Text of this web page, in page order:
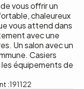
vous offrir un
chaleureux
vous attend dans
avec une
Un salon avec un
Casiers
équipements de
:191122